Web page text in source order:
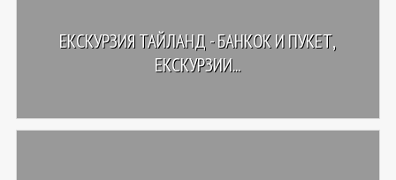
ЕКСКУРЗИЯ ТАЙЛАНД - БАНКОК И ПУКЕТ,
ЕКСКУРЗИИ...